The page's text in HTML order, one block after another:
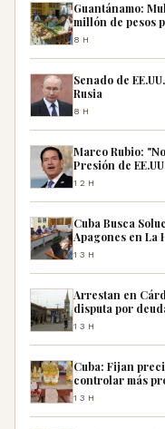
Guantánamo:
millón de pesos
8H
Senado de
Rusia
8H
Marco Rubio:
Presión de
12H
Cuba Busca
Apagones en La
13H
Arrestan en
disputa por
13H
Cuba: Fijan
controlar más
13H